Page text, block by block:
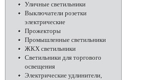
Уличные светильники
Выключатели розетки
электрические
Прожекторы
Промышленные светильники
ЖКХ светильники
Светильники для торгового
освещения
Электрические удлинители,